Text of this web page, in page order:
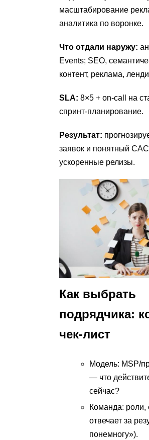
масштабирование
аналитика по воронке.
Что отдали наружу:
Events; SEO,
контент, реклама,
SLA: 8×5 + on-call на
спринт-планирование.
Результат:
заявок и понятный
ускоренные релизы.
Как выбрать
подрядчика:
чек-лист
Модель: MSP/
— что
сейчас?
Команда: роли,
отвечает за
понемногу»).